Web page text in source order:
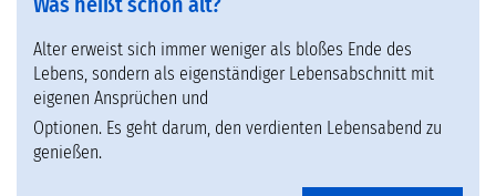
Alter erweist sich immer weniger als bloßes Ende des
Lebens, sondern als eigenständiger Lebensabschnitt mit
eigenen Ansprüchen und
Optionen. Es geht darum, den verdienten Lebensabend zu
genießen.